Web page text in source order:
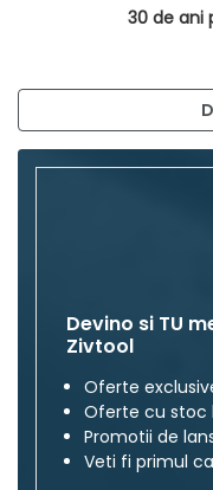
30 de ani
Devino si TU
Zivtool
Oferte
Oferte cu stoc
Promotii de
Veti fi primul